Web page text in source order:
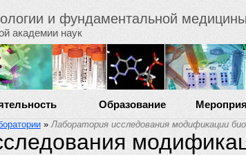
и фундаментальной
академии наук
Образование
»Лаборатория исследования модификации